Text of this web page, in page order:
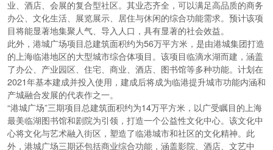
业、酒店、会展的复合型社区。其业态齐全，可以满足高品质的商务
办公、文化生活、展览展示、居住与休闲的综合功能需求。预计该项
目将能显著地集聚人气、导入人口，具有显著的社会效益。
此外，港城广场项目总建筑面积约为56万平方米，是由港城集团打造
的上海临港地区的大型城市综合体项目。该项目临滴水湖而建，涵盖
了办公、产业园区、住宅、商业、酒店、图书馆等多种功能。计划在
2021年基本建成并投入使用，建成后将成为临港提升城市功能内涵和
产城融合发展的代表作之一。
“港城广场”三期项目总建筑面积约为14万平方米，以广受瞩目的上海
最美临湖图书馆和剧院为引领，打造一个公益性文化中心。该文化中
心将文化与艺术融入街区，塑造了临港城市和社区的文化精神。此
外，港城广场三期还包括商业综合功能，涵盖影院、酒店、文艺中